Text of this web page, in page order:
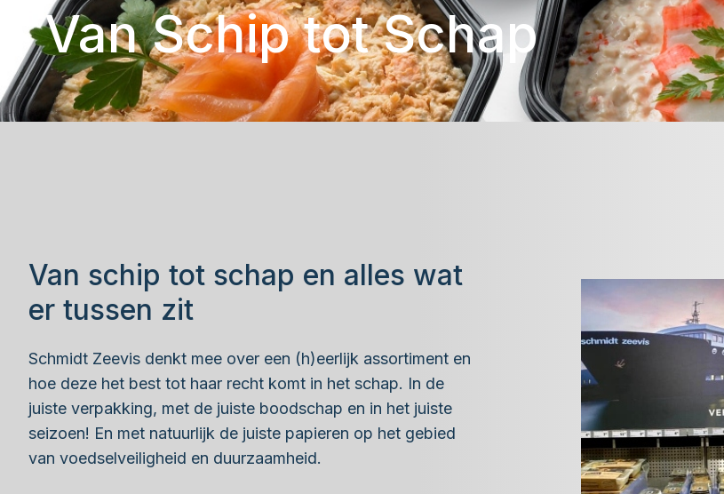
Van Schip tot Schap
Van schip tot schap en alles wat
er tussen zit
Schmidt Zeevis denkt mee over een (h)eerlijk assortiment en
hoe deze het best tot haar recht komt in het schap. In de
juiste verpakking, met de juiste boodschap en in het juiste
seizoen! En met natuurlijk de juiste papieren op het gebied
van voedselveiligheid en duurzaamheid.